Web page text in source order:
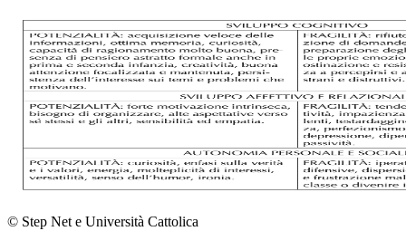
© Step Net e Università Cattolica